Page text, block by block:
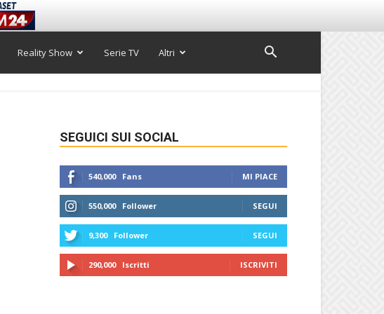
Reality Show Serie TV Altri
SEGUICI SUI SOCIAL
540,000 Fans MI PIACE
550,000 Follower SEGUI
9,300 Follower SEGUI
290,000 Iscritti ISCRIVITI